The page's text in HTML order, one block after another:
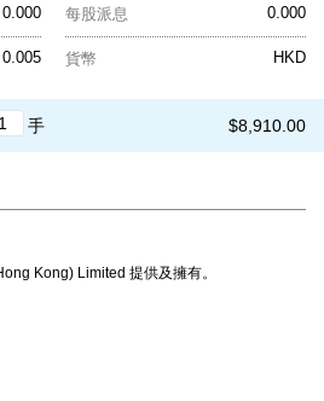
0.000 0.000
每股派息
HKD
貨幣
$8,910.00
手
Kong) Limited 提供及擁有。